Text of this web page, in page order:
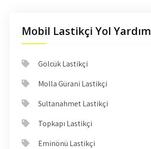
Mobil Lastikçi Yol Yardım
Gölcük Lastikçi
Molla Gürani Lastikçi
Sultanahmet Lastikçi
Topkapı Lastikçi
Eminönü Lastikçi